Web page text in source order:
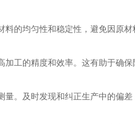
的均匀性和稳定性，避免因原材
工的精度和效率。这有助于确保
。及时发现和纠正生产中的偏差